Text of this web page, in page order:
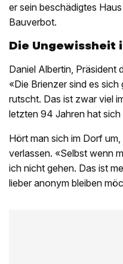
er sein beschädigtes
Bauverbot.
Die Ungewissheit
Daniel Albertin, Präsident
«Die Brienzer sind es
rutscht. Das ist zwar viel
letzten 94 Jahren hat
Hört man sich im Dorf
verlassen. «Selbst wenn
ich nicht gehen. Das ist
lieber anonym bleiben